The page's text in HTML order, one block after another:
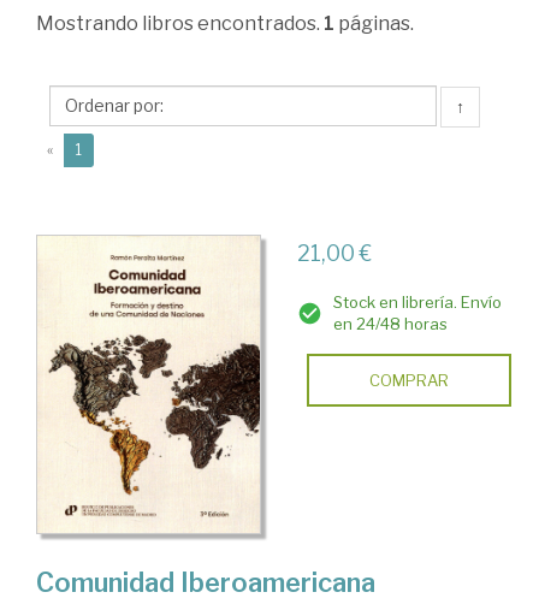
Peralta
Ramón
Mostrando libros encontrados. 1 páginas.
↑
« 1
21,00 €
Stock en librería. Envío
en 24/48 horas
COMPRAR
Comunidad Iberoamericana